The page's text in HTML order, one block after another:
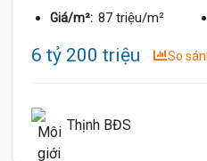
Giá/m²: 87 triệu/m²
6 tỷ 200 triệu So
Thịnh BĐS